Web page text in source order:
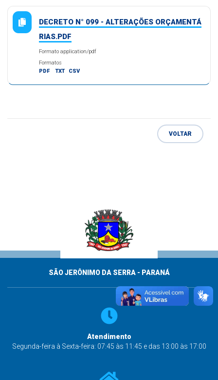
DECRETO N° 099 - ALTERAÇÕES ORÇAMENTÁ
RIAS.PDF
Formato application/pdf
Formatos
PDF
TXT CSV
VOLTAR
SÃO JERÔNIMO DA SERRA - PARANÁ
Atendimento
Segunda-feira à Sexta-feira: 07:45 às 11:45 e das 13:00 às 17:00